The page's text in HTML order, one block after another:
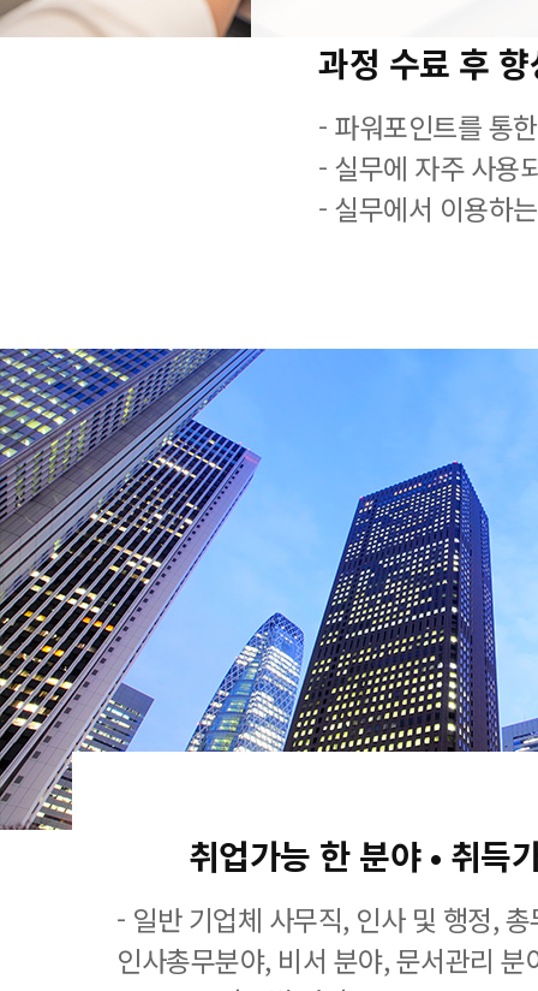
과정 수료 후
- 파워포인트를 통
- 실무에 자주 사용
- 실무에서 이용하
취업가능 한 분야 • 취득
- 일반 기업체 사무직, 인사 및 행정,
인사총무분야, 비서 분야, 문서관리